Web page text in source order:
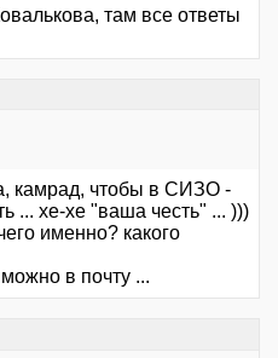
там все ответы
камрад, чтобы в СИЗО -
... хе-хе "ваша честь" ... )))
именно? какого
в почту ...